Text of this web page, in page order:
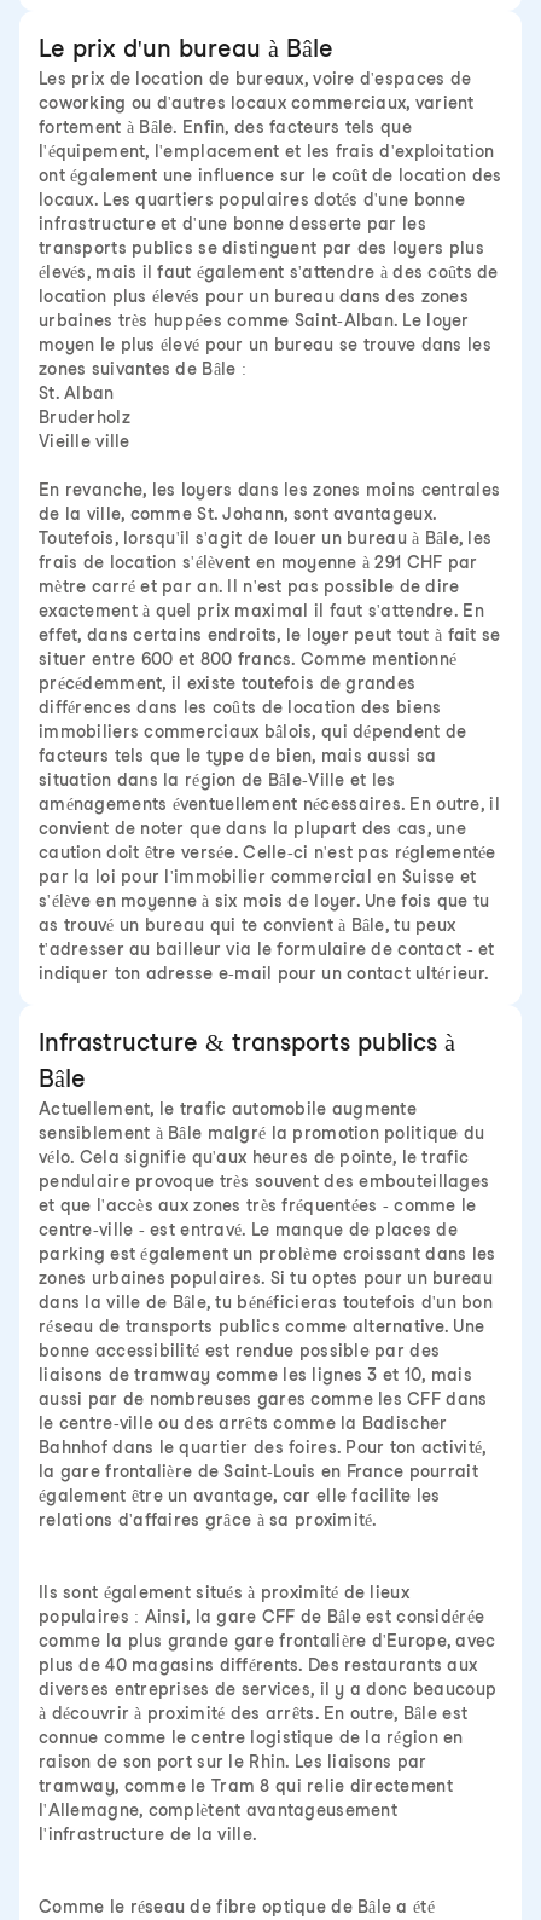
Le prix d'un bureau à Bâle
Les prix de location de bureaux, voire d'espaces de
coworking ou d'autres locaux commerciaux, varient
fortement à Bâle. Enfin, des facteurs tels que
l'équipement, l'emplacement et les frais d'exploitation
ont également une influence sur le coût de location des
locaux. Les quartiers populaires dotés d'une bonne
infrastructure et d'une bonne desserte par les
transports publics se distinguent par des loyers plus
élevés, mais il faut également s'attendre à des coûts de
location plus élevés pour un bureau dans des zones
urbaines très huppées comme Saint-Alban. Le loyer
moyen le plus élevé pour un bureau se trouve dans les
zones suivantes de Bâle :
St. Alban
Bruderholz
Vieille ville
En revanche, les loyers dans les zones moins centrales
de la ville, comme St. Johann, sont avantageux.
Toutefois, lorsqu'il s'agit de louer un bureau à Bâle, les
frais de location s'élèvent en moyenne à 291 CHF par
mètre carré et par an. Il n'est pas possible de dire
exactement à quel prix maximal il faut s'attendre. En
effet, dans certains endroits, le loyer peut tout à fait se
situer entre 600 et 800 francs. Comme mentionné
précédemment, il existe toutefois de grandes
différences dans les coûts de location des biens
immobiliers commerciaux bâlois, qui dépendent de
facteurs tels que le type de bien, mais aussi sa
situation dans la région de Bâle-Ville et les
aménagements éventuellement nécessaires. En outre, il
convient de noter que dans la plupart des cas, une
caution doit être versée. Celle-ci n'est pas réglementée
par la loi pour l'immobilier commercial en Suisse et
s'élève en moyenne à six mois de loyer. Une fois que tu
as trouvé un bureau qui te convient à Bâle, tu peux
t'adresser au bailleur via le formulaire de contact - et
indiquer ton adresse e-mail pour un contact ultérieur.
Infrastructure & transports publics à
Bâle
Actuellement, le trafic automobile augmente
sensiblement à Bâle malgré la promotion politique du
vélo. Cela signifie qu'aux heures de pointe, le trafic
pendulaire provoque très souvent des embouteillages
et que l'accès aux zones très fréquentées - comme le
centre-ville - est entravé. Le manque de places de
parking est également un problème croissant dans les
zones urbaines populaires. Si tu optes pour un bureau
dans la ville de Bâle, tu bénéficieras toutefois d'un bon
réseau de transports publics comme alternative. Une
bonne accessibilité est rendue possible par des
liaisons de tramway comme les lignes 3 et 10, mais
aussi par de nombreuses gares comme les CFF dans
le centre-ville ou des arrêts comme la Badischer
Bahnhof dans le quartier des foires. Pour ton activité,
la gare frontalière de Saint-Louis en France pourrait
également être un avantage, car elle facilite les
relations d'affaires grâce à sa proximité.
Ils sont également situés à proximité de lieux
populaires : Ainsi, la gare CFF de Bâle est considérée
comme la plus grande gare frontalière d'Europe, avec
plus de 40 magasins différents. Des restaurants aux
diverses entreprises de services, il y a donc beaucoup
à découvrir à proximité des arrêts. En outre, Bâle est
connue comme le centre logistique de la région en
raison de son port sur le Rhin. Les liaisons par
tramway, comme le Tram 8 qui relie directement
l'Allemagne, complètent avantageusement
l'infrastructure de la ville.
Comme le réseau de fibre optique de Bâle a été